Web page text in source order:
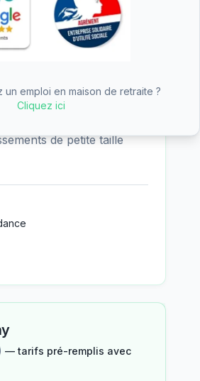
sur 3 avis. Cette
résidents et de leurs
humaine.
doubles, offrant
de petite taille
— tarifs pré-remplis avec
un emploi en maison de retraite ?
Cliquez ici